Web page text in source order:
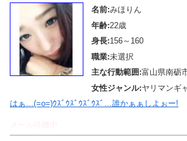
名前:みほりん
年齢:22歳
身長:156～160
職業:未選択
主な行動範囲:富山県南砺
女性ジャンル:ヤリマンギ
はぁ…(=o=)ｳｽﾞｳｽﾞｳｽﾞｳｽﾞ…誰かぁぁしよぉー!